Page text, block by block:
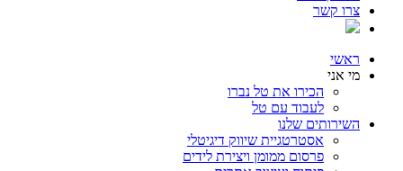
צרו קשר
ראשי
מי אני
הכירו את טל נברו
לעבוד עם טל
השירותים שלנו
אסטרטגיית שיווק דיגיטלי
פרסום ממומן ויצירת לידים